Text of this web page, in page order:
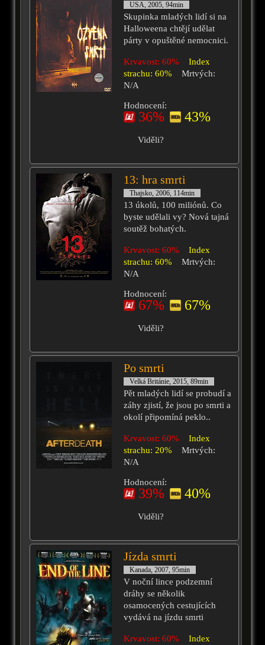
USA, 2005, 94min
Skupinka mladých lidí si na
Halloweena chtějí udělat
párty v opuštěné nemocnici.
Krvavost: 60%
Index
strachu: 60%
Mrtvých:
N/A
Hodnocení:
36% 43%
Viděli?
13: hra smrti
Thajsko, 2006, 114min
13 úkolů, 100 miliónů. Co
byste udělali vy? Nová tajná
soutěž bohatých.
Krvavost: 60%
Index
strachu: 60%
Mrtvých:
N/A
Hodnocení:
67% 67%
Viděli?
Po smrti
Velká Británie, 2015, 89min
Pět mladých lidí se probudí a
záhy zjistí, že jsou po smrti a
okolí připomíná peklo..
Krvavost: 60%
Index
strachu: 20%
Mrtvých:
N/A
Hodnocení:
39% 40%
Viděli?
Jízda smrti
Kanada, 2007, 95min
V noční lince podzemní
dráhy se několik
osamocených cestujících
vydává na jízdu smrti
Krvavost: 60%
Index